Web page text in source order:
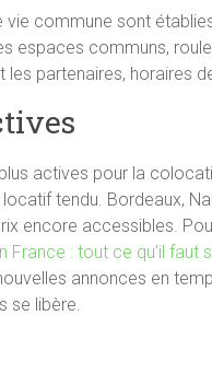
commune sont
espaces communs,
partenaires, horaires
actives pour la
tendu. Bordeaux,
encore accessibles.
France : tout ce qu’il
annonces en
se libère.